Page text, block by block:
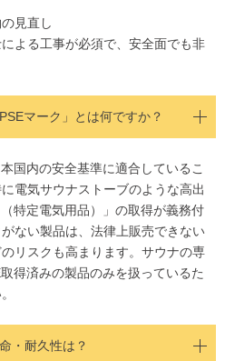
見直し
よる工事が必須で、安全面でも非
マーク」とは何ですか？
国内の安全基準に適合しているこ
電気サウナストーブのような高出
特定電気用品）」の取得が義務付
ない製品は、法律上販売できない
リスクも高まります。サウナの専
得済みの製品のみを扱っているた
・耐久性は？